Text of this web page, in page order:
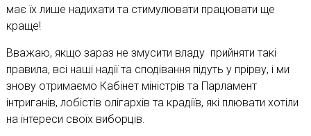
має їх лише надихати та стимулювати працювати ще
краще!
Вважаю, якщо зараз не змусити владу прийняти такі
правила, всі наші надії та сподівання підуть у прірву, і ми
знову отримаємо Кабінет міністрів та Парламент
інтриганів, лобістів олігархів та крадіїв, які плювати хотіли
на інтереси своїх виборців.